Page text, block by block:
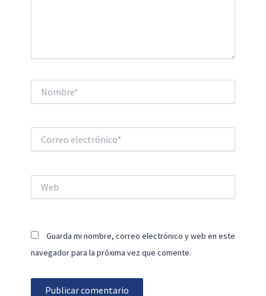
electrónico*
Guarda mi nombre, correo electrónico y web en este
navegador para la próxima vez que comente.